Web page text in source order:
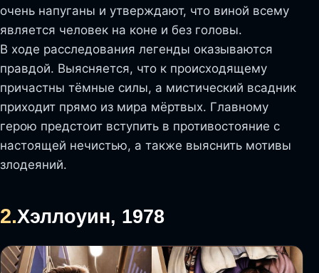
очень напуганы и утверждают, что виной всему
является человек на коне и без головы.
В ходе расследования легенды оказываются
правдой. Выясняется, что к происходящему
причастны тёмные силы, а мистический всадник
приходит прямо из мира мёртвых. Главному
герою предстоит вступить в противостояние с
настоящей нечистью, а также выяснить мотивы
злодеяний.
2.Хэллоуин, 1978